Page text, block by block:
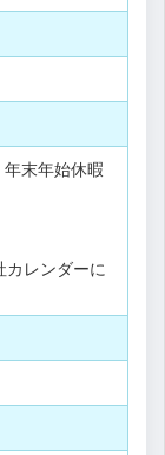
年末年始休暇
カレンダーに